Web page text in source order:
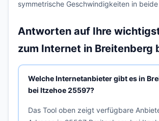
symmetrische Geschwindigkeiten in
Antworten auf Ihre
zum Internet in Breitenberg
Welche Internetanbieter gibt es in
bei Itzehoe 25597?
Das Tool oben zeigt verfügbare